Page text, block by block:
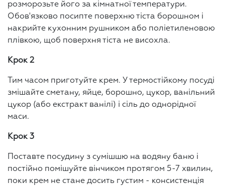
розморозьте його за кімнатної температури.
Обов'язково посипте поверхню тіста борошном і
накрийте кухонним рушником або поліетиленовою
плівкою, щоб поверхня тіста не висохла.
Крок 2
Тим часом приготуйте крем. У термостійкому посуді
змішайте сметану, яйце, борошно, цукор, ванільний
цукор (або екстракт ванілі) і сіль до однорідної
маси.
Крок 3
Поставте посудину з сумішшю на водяну баню і
постійно помішуйте вінчиком протягом 5-7 хвилин,
поки крем не стане досить густим - консистенція